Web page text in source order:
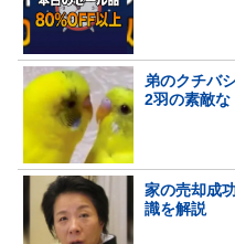
弟のクチバ
2羽の素敵
家の売却成
識を解説